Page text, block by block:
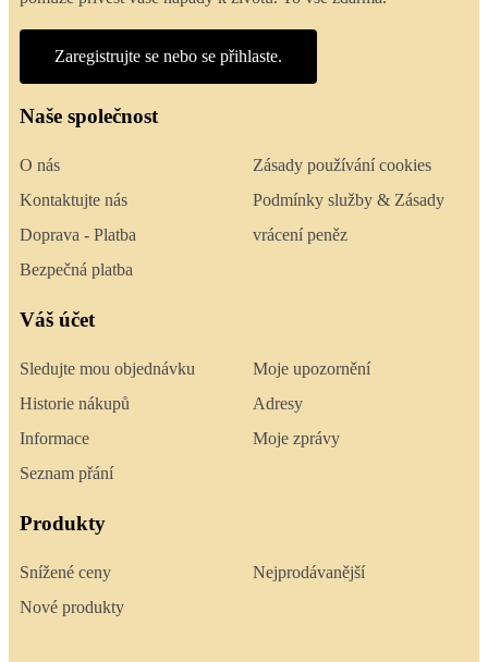
Zaregistrujte se nebo se přihlaste.
Naše společnost
O nás
Kontaktujte nás
Doprava - Platba
Bezpečná platba
Zásady používání cookies
Podmínky služby & Zásady
vrácení peněz
Váš účet
Sledujte mou objednávku
Historie nákupů
Informace
Seznam přání
Moje upozornění
Adresy
Moje zprávy
Produkty
Snížené ceny
Nové produkty
Nejprodávanější